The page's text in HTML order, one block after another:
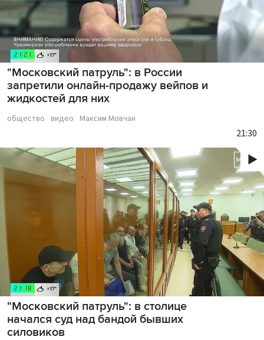
"Московский патруль": в России
запретили онлайн-продажу вейпов и
жидкостей для них
общество видео Максим Мовчан
"Московский патруль": в столице
начался суд над бандой бывших
силовиков
21:30